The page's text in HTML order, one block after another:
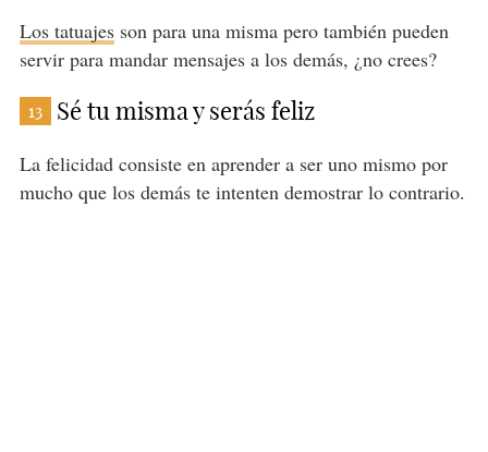
Los tatuajesson para una misma pero también pueden
servir para mandar mensajes a los demás, ¿no crees?
13 Sé tu misma y serás feliz
La felicidad consiste en aprender a ser uno mismo por
mucho que los demás te intenten demostrar lo contrario.